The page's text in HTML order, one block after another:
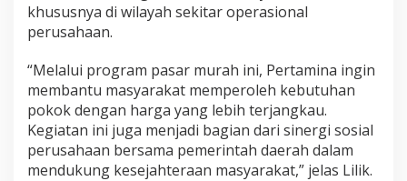
a
r
K
e
n
d
a
r
i
khususnya di wilayah sekitar operasional
perusahaan.
“Melalui program pasar murah ini, Pertamina ingin
membantu masyarakat memperoleh kebutuhan
pokok dengan harga yang lebih terjangkau.
Kegiatan ini juga menjadi bagian dari sinergi sosial
perusahaan bersama pemerintah daerah dalam
mendukung kesejahteraan masyarakat,” jelas Lilik.